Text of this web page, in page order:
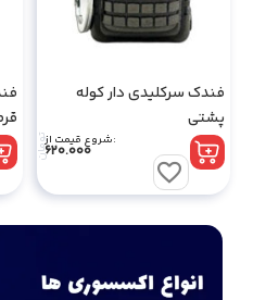
فندک سرکلیدی دار کوله
پشتی
شروع قیمت از: تومان620.000